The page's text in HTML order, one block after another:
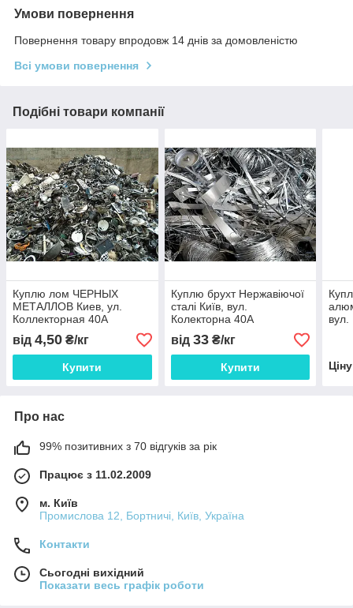
Умови повернення
Повернення товару впродовж 14 днів за домовленістю
Всі умови повернення
Подібні товари компанії
Куплю лом ЧЕРНЫХ
МЕТАЛЛОВ Киев, ул.
Коллекторная 40А
від 4,50 ₴/кг
Купити
Куплю брухт Нержавіючої
сталі Київ, вул.
Колекторна 40А
від 33₴/кг
Купити
вул.
Про нас
99% позитивних з 70 відгуків за рік
Працює з 11.02.2009
м. Київ
Промислова 12, Бортничі, Київ, Україна
Контакти
Сьогодні вихідний
Показати весь графік роботи